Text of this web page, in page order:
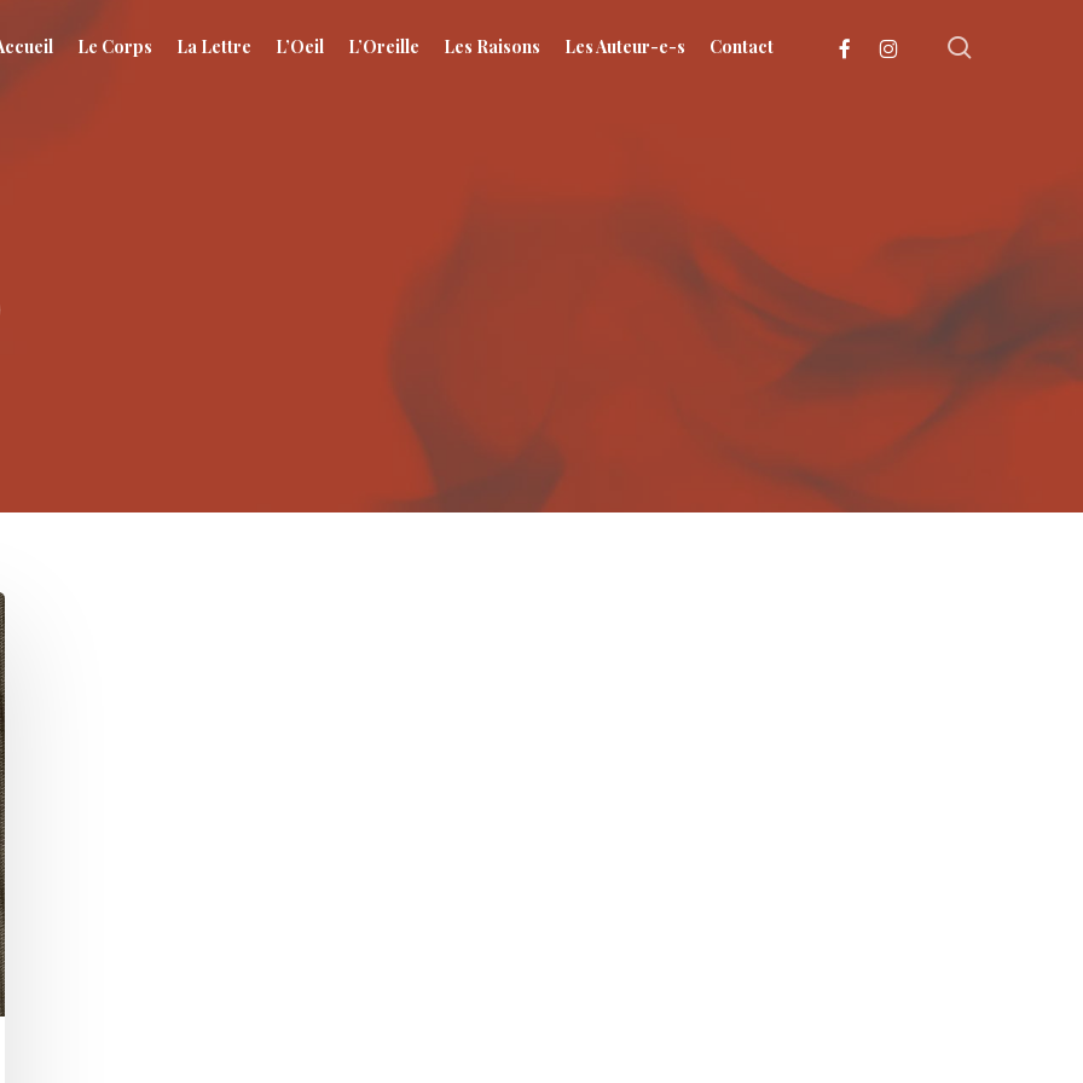
Le Corps La Lettre L’Oeil L’Oreille Les Raisons Les Auteur-e-s Contact facebookinstagram